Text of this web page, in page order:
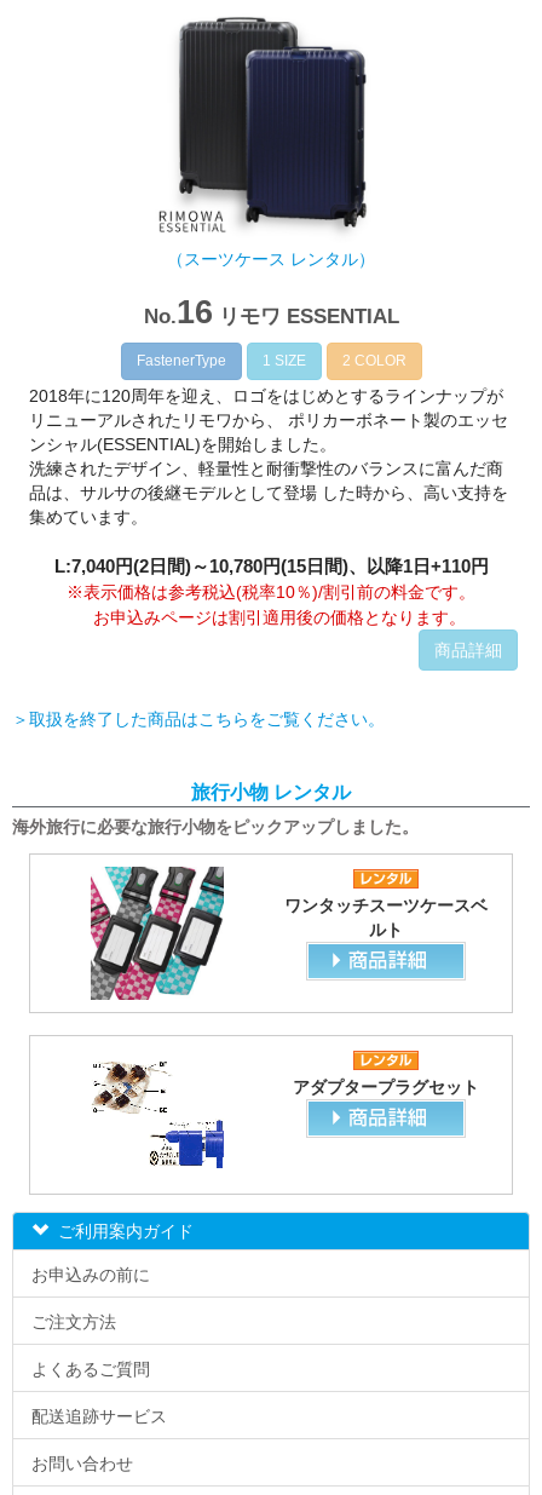
（スーツケース レンタル）
No.16 リモワ ESSENTIAL
FastenerType 1 SIZE 2 COLOR
2018年に120周年を迎え、ロゴをはじめとするラインナップが
リニューアルされたリモワから、 ポリカーボネート製のエッセ
ンシャル(ESSENTIAL)を開始しました。
洗練されたデザイン、軽量性と耐衝撃性のバランスに富んだ商
品は、サルサの後継モデルとして登場 した時から、高い支持を
集めています。
L:7,040円(2日間)～10,780円(15日間)、以降1日+110円
※表示価格は参考税込(税率10％)/割引前の料金です。
お申込みページは割引適用後の価格となります。
商品詳細
＞取扱を終了した商品はこちらをご覧ください。
旅行小物 レンタル
海外旅行に必要な旅行小物をピックアップしました。
ワンタッチスーツケースベ
ルト
アダプタープラグセット
ご利用案内ガイド
お申込みの前に
ご注文方法
よくあるご質問
配送追跡サービス
お問い合わせ